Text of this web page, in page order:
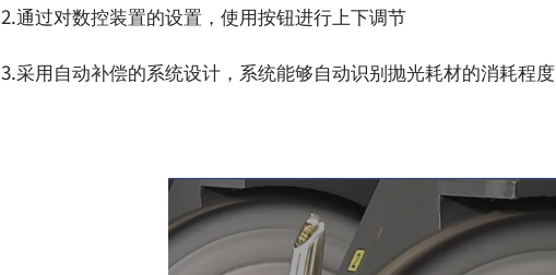
2.通过对数控装置的设置，使用按钮进行上下调节
3.采用自动补偿的系统设计，系统能够自动识别抛光耗材的消耗程